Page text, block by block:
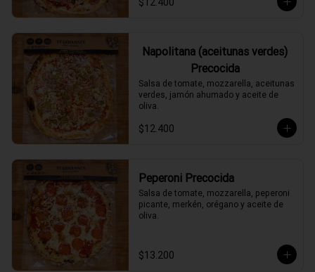
Napolitana (aceitunas verdes)
Precocida
Salsa de tomate, mozzarella, aceitunas
verdes, jamón ahumado y aceite de
oliva.
$12.400
Peperoni Precocida
Salsa de tomate, mozzarella, peperoni
picante, merkén, orégano y aceite de
oliva.
$13.200